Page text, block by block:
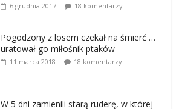
6 grudnia 2017 18 komentarzy
Pogodzony z losem czekał na śmierć …
uratował go miłośnik ptaków
11 marca 2018 18 komentarzy
W 5 dni zamienili starą ruderę, w której